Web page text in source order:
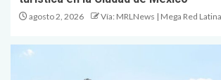
agosto 2, 2026 Vía: MRLNews | Mega Red Latina